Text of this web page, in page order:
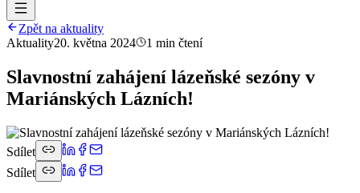
Zpět na aktuality
Aktuality20. května 2024 1 min čtení
Slavnostní zahájení lázeňské sezóny v
Mariánských Lázních!
Sdílet
Sdílet